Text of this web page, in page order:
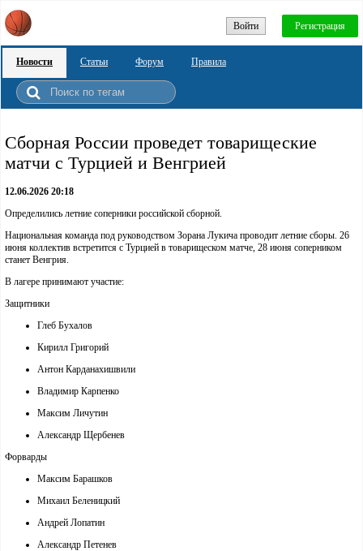
Войти Регистрация
Новости Статьи Форум Правила
Сборная России проведет товарищеские
матчи с Турцией и Венгрией
12.06.2026 20:18
Определились летние соперники российской сборной.
Национальная команда под руководством Зорана Лукича проводит летние сборы. 26
июня коллектив встретится с Турцией в товарищеском матче, 28 июня соперником
станет Венгрия.
В лагере принимают участие:
Защитники
Глеб Бухалов
Кирилл Григорий
Антон Карданахишвили
Владимир Карпенко
Максим Личутин
Александр Щербенев
Форварды
Максим Барашков
Михаил Беленицкий
Андрей Лопатин
Александр Петенев